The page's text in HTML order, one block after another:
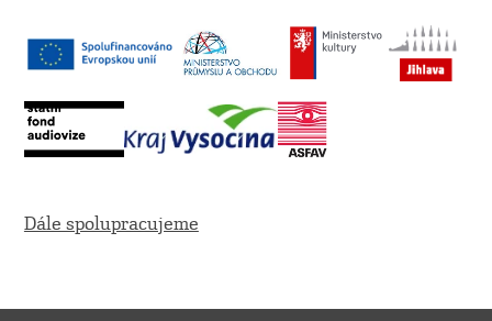
Dále spolupracujeme